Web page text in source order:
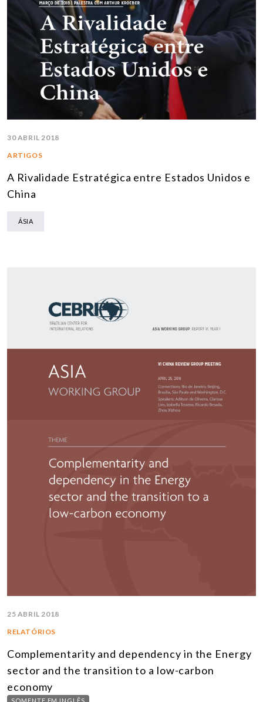
30 ABRIL 2018
ARTIGOS
A Rivalidade Estratégica entre Estados Unidos e
China
ÁSIA
25 ABRIL 2018
RELATÓRIOS
Complementarity and dependency in the Energy
sector and the transition to a low-carbon
economy
SOMENTE EM INGLÊS